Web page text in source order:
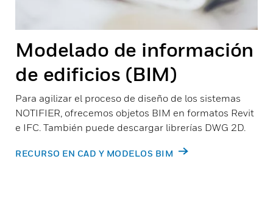
Modelado de información
de edificios (BIM)
Para agilizar el proceso de diseño de los sistemas
NOTIFIER, ofrecemos objetos BIM en formatos Revit
e IFC. También puede descargar librerías DWG 2D.
RECURSO EN CAD Y MODELOS BIM